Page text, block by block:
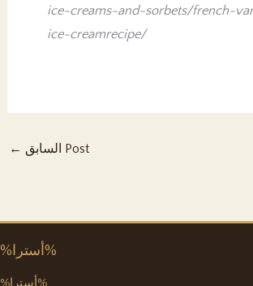
ice-creams-and-sorbets/french-
ice-creamrecipe/
← السابق Post
%أسترا%